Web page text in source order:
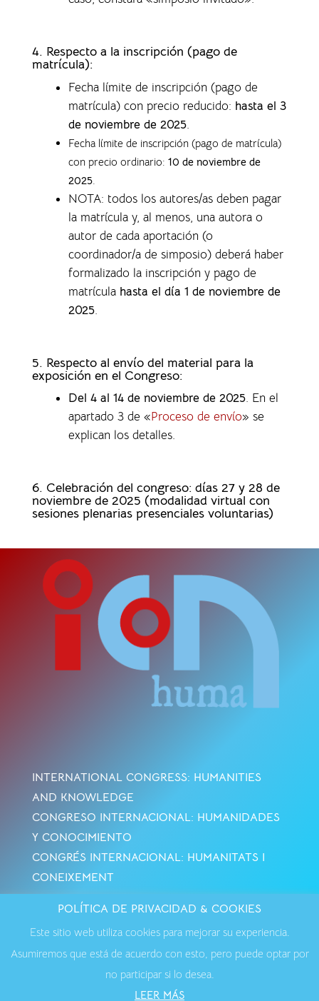
4. Respecto a la inscripción (pago de
matrícula):
Fecha límite de inscripción (pago de
matrícula) con precio reducido: hasta el 3
de noviembre de 2025.
Fecha límite de inscripción (pago de matrícula)
con precio ordinario: 10 de noviembre de
2025.
NOTA: todos los autores/as deben pagar
la matrícula y, al menos, una autora o
autor de cada aportación (o
coordinador/a de simposio) deberá haber
formalizado la inscripción y pago de
matrícula hasta el día 1 de noviembre de
2025.
5. Respecto al envío del material para la
exposición en el Congreso:
Del 4 al 14 de noviembre de 2025. En el
apartado 3 de «Proceso de envío» se
explican los detalles.
6. Celebración del congreso: días 27 y 28 de
noviembre de 2025 (modalidad virtual con
sesiones plenarias presenciales voluntarias)
INTERNATIONAL CONGRESS: HUMANITIES
AND KNOWLEDGE
CONGRESO INTERNACIONAL: HUMANIDADES
Y CONOCIMIENTO
CONGRÉS INTERNACIONAL: HUMANITATS I
CONEIXEMENT
Privacidad·Contactar
POLÍTICA DE PRIVACIDAD & COOKIES
Este sitio web utiliza cookies para mejorar su experiencia.
Asumiremos que está de acuerdo con esto, pero puede optar por
no participar si lo desea.
LEER MÁS